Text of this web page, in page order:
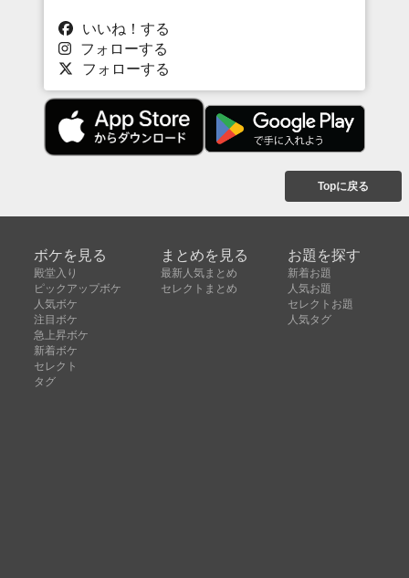
いいね！する
フォローする
フォローする
Topに戻る
ボケを見る
殿堂入り
ピックアップボケ
人気ボケ
注目ボケ
急上昇ボケ
新着ボケ
セレクト
タグ
まとめを見る
最新人気まとめ
セレクトまとめ
お題を探す
新着お題
人気お題
セレクトお題
人気タグ